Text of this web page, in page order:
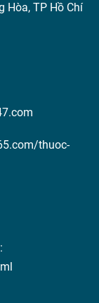
Hòa, TP Hồ Chí
thuoc-